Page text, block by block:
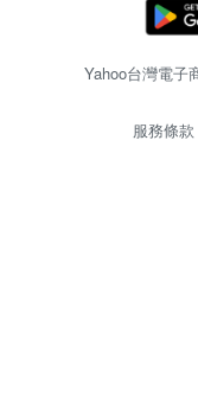
Yahoo台灣電子
服務條款